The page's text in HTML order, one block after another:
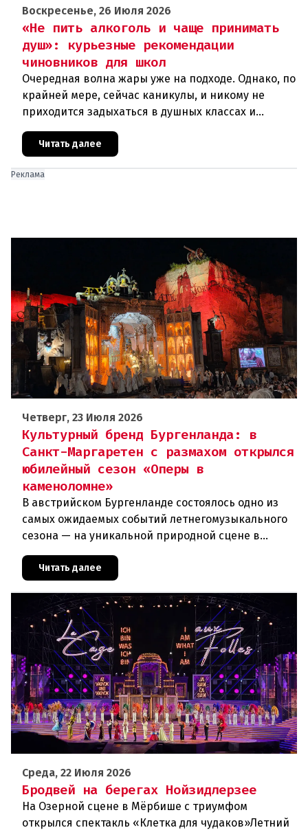
Воскресенье, 26 Июля 2026
«Не пить алкоголь и чаще принимать
душ»: курьезные рекомендации
чиновников для школ
Очередная волна жары уже на подходе. Однако, по
крайней мере, сейчас каникулы, и никому не
приходится задыхаться в душных классах и
была в конце июня, ког
Читать далее
Реклама
Четверг, 23 Июля 2026
Культурный бренд Бургенланда: в
Санкт-Маргаретен с размахом открылся
юбилейный сезон «Оперы в
каменоломне»
В австрийском Бургенланде состоялось одно из
самых ожидаемых событий летнегомузыкального
сезона — на уникальной природной сцене в
римской каменоломне Санкт-Маргаретен (St.
Margarethen) прошла грандиоз
Читать далее
Среда, 22 Июля 2026
Бродвей на берегах Нойзидлерзее
На Озерной сцене в Мёрбише с триумфом
открылся спектакль «Клетка для чудаков»Летний